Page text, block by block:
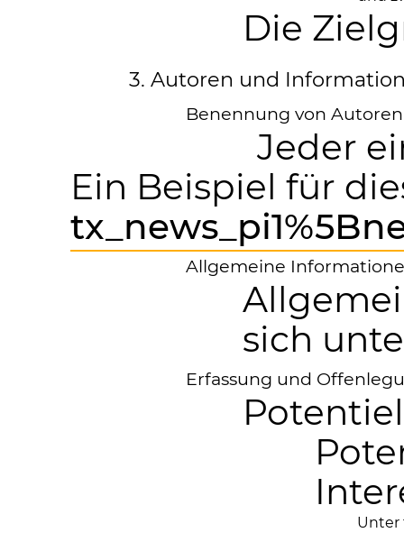
Die
3. Autoren und
Benennung von
Jeder
Ein Beispiel für
Allgemeine
sich
Erfassung und
Unter